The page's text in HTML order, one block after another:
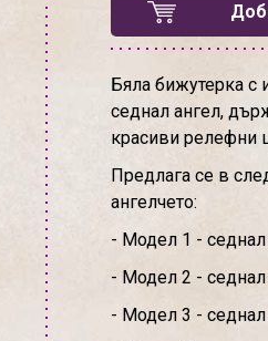
Бяла бижутерка с
седнал ангел,
красиви релефни
Предлага се в
ангелчето:
- Модел 1 - седнал
- Модел 2 - седнал
- Модел 3 - седнал